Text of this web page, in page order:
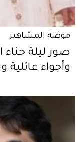
موضة المشاهير
صور ليلة حناء
وأجواء عائلية